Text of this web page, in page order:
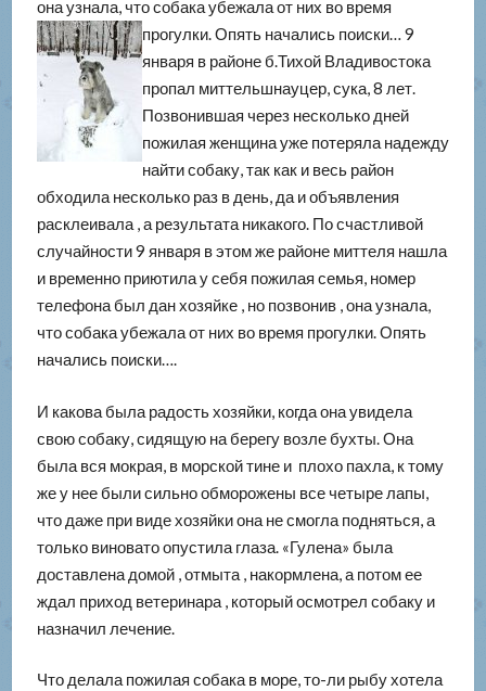
она узнала, что собака убежала от них во время
прогулки. Опять начались поиски… 9
января в районе б.Тихой Владивостока
пропал миттельшнауцер, сука, 8 лет.
Позвонившая через несколько дней
пожилая женщина уже потеряла надежду
найти собаку, так как и весь район
обходила несколько раз в день, да и объявления
расклеивала , а результата никакого. По счастливой
случайности 9 января в этом же районе миттеля нашла
и временно приютила у себя пожилая семья, номер
телефона был дан хозяйке , но позвонив , она узнала,
что собака убежала от них во время прогулки. Опять
начались поиски….
И какова была радость хозяйки, когда она увидела
свою собаку, сидящую на берегу возле бухты. Она
была вся мокрая, в морской тине и плохо пахла, к тому
же у нее были сильно обморожены все четыре лапы,
что даже при виде хозяйки она не смогла подняться, а
только виновато опустила глаза. «Гулена» была
доставлена домой , отмыта , накормлена, а потом ее
ждал приход ветеринара , который осмотрел собаку и
назначил лечение.
Что делала пожилая собака в море, то-ли рыбу хотела